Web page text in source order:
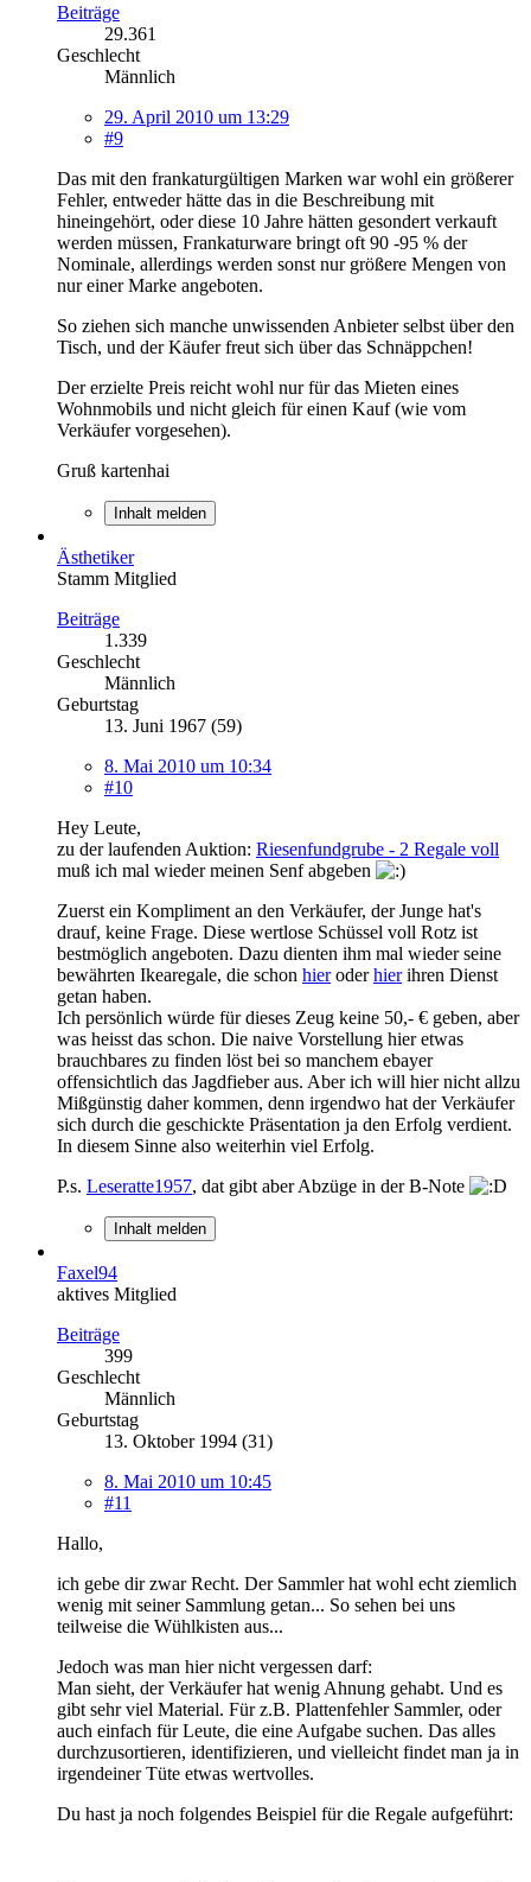
Beiträge
29.361
Geschlecht
Männlich
29. April 2010 um 13:29
#9
Das mit den frankaturgültigen Marken war wohl ein größerer
Fehler, entweder hätte das in die Beschreibung mit
hineingehört, oder diese 10 Jahre hätten gesondert verkauft
werden müssen, Frankaturware bringt oft 90 -95 % der
Nominale, allerdings werden sonst nur größere Mengen von
nur einer Marke angeboten.
So ziehen sich manche unwissenden Anbieter selbst über den
Tisch, und der Käufer freut sich über das Schnäppchen!
Der erzielte Preis reicht wohl nur für das Mieten eines
Wohnmobils und nicht gleich für einen Kauf (wie vom
Verkäufer vorgesehen).
Gruß kartenhai
Inhalt melden
Ästhetiker
Stamm Mitglied
Beiträge
1.339
Geschlecht
Männlich
Geburtstag
13. Juni 1967 (59)
8. Mai 2010 um 10:34
#10
Hey Leute,
zu der laufenden Auktion: Riesenfundgrube - 2 Regale voll
muß ich mal wieder meinen Senf abgeben
Zuerst ein Kompliment an den Verkäufer, der Junge hat's
drauf, keine Frage. Diese wertlose Schüssel voll Rotz ist
bestmöglich angeboten. Dazu dienten ihm mal wieder seine
bewährten Ikearegale, die schon hieroderhierihren Dienst
getan haben.
Ich persönlich würde für dieses Zeug keine 50,- € geben, aber
was heisst das schon. Die naive Vorstellung hier etwas
brauchbares zu finden löst bei so manchem ebayer
offensichtlich das Jagdfieber aus. Aber ich will hier nicht allzu
Mißgünstig daher kommen, denn irgendwo hat der Verkäufer
sich durch die geschickte Präsentation ja den Erfolg verdient.
In diesem Sinne also weiterhin viel Erfolg.
P.s. Leseratte1957, dat gibt aber Abzüge in der B-Note
Inhalt melden
Faxel94
aktives Mitglied
Beiträge
399
Geschlecht
Männlich
Geburtstag
13. Oktober 1994 (31)
8. Mai 2010 um 10:45
#11
Hallo,
ich gebe dir zwar Recht. Der Sammler hat wohl echt ziemlich
wenig mit seiner Sammlung getan... So sehen bei uns
teilweise die Wühlkisten aus...
Jedoch was man hier nicht vergessen darf:
Man sieht, der Verkäufer hat wenig Ahnung gehabt. Und es
gibt sehr viel Material. Für z.B. Plattenfehler Sammler, oder
auch einfach für Leute, die eine Aufgabe suchen. Das alles
durchzusortieren, identifizieren, und vielleicht findet man ja in
irgendeiner Tüte etwas wertvolles.
Du hast ja noch folgendes Beispiel für die Regale aufgeführt: